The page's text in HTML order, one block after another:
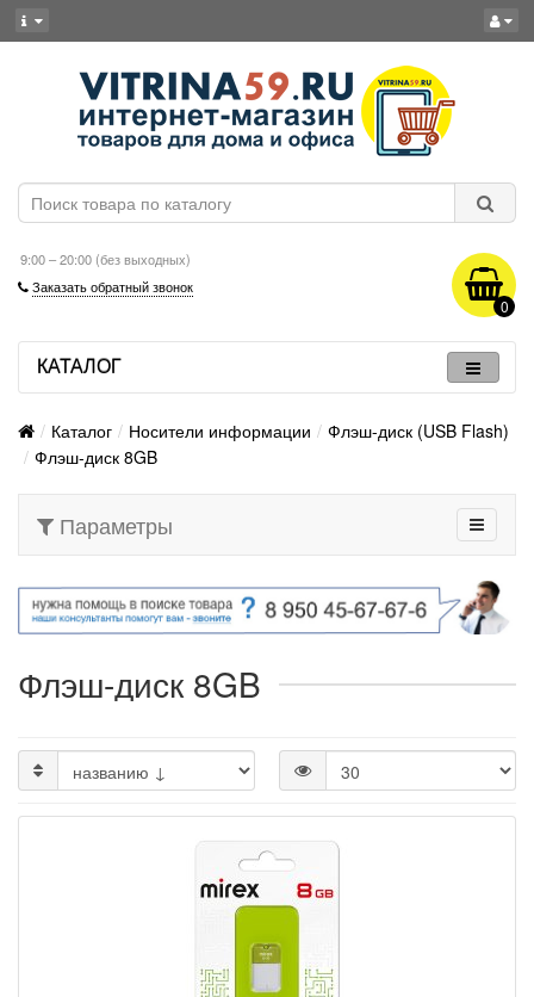
9:00 – 20:00 (без выходных)
Заказать обратный звонок
0
КАТАЛОГ
Каталог Носители информации
Флэш-диск (USB Flash)
Флэш-диск 8GB
Параметры
Флэш-диск 8GB